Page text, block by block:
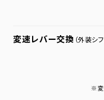
変速レバー交換 （外装シ
※変